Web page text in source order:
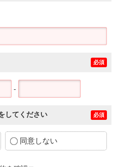
必須
-
してください 必須
同意しない